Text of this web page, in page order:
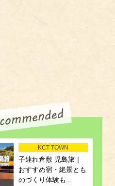
KCT TOWN
子連れ倉敷 児島旅｜
おすすめ宿・絶景とも
のづくり体験も...